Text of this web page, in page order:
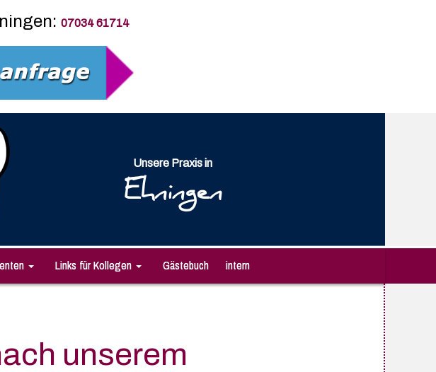
07034 61714
Unsere Praxis in
Ehningen
Links für Kollegen Gästebuch intern
unserem